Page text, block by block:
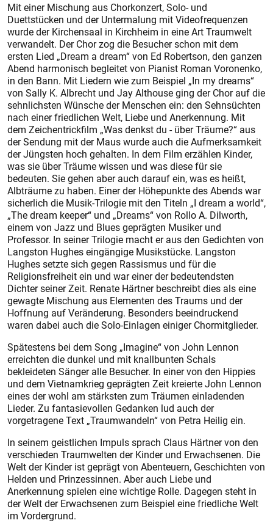
Mit einer Mischung aus Chorkonzert, Solo- und
Duettstücken und der Untermalung mit Videofrequenzen
wurde der Kirchensaal in Kirchheim in eine Art Traumwelt
verwandelt. Der Chor zog die Besucher schon mit dem
ersten Lied „Dream a dream“ von Ed Robertson, den ganzen
Abend harmonisch begleitet von Pianist Roman Voronenko,
in den Bann. Mit Liedern wie zum Beispiel „In my dreams“
von Sally K. Albrecht und Jay Althouse ging der Chor auf die
sehnlichsten Wünsche der Menschen ein: den Sehnsüchten
nach einer friedlichen Welt, Liebe und Anerkennung. Mit
dem Zeichentrickfilm „Was denkst du - über Träume?“ aus
der Sendung mit der Maus wurde auch die Aufmerksamkeit
der Jüngsten hoch gehalten. In dem Film erzählen Kinder,
was sie über Träume wissen und was diese für sie
bedeuten. Sie gehen aber auch darauf ein, was es heißt,
Albträume zu haben. Einer der Höhepunkte des Abends war
sicherlich die Musik-Trilogie mit den Titeln „I dream a world“,
„The dream keeper“ und „Dreams“ von Rollo A. Dilworth,
einem von Jazz und Blues geprägten Musiker und
Professor. In seiner Trilogie macht er aus den Gedichten von
Langston Hughes eingängige Musikstücke. Langston
Hughes setzte sich gegen Rassismus und für die
Religionsfreiheit ein und war einer der bedeutendsten
Dichter seiner Zeit. Renate Härtner beschreibt dies als eine
gewagte Mischung aus Elementen des Traums und der
Hoffnung auf Veränderung. Besonders beeindruckend
waren dabei auch die Solo-Einlagen einiger Chormitglieder.
Spätestens bei dem Song „Imagine“ von John Lennon
erreichten die dunkel und mit knallbunten Schals
bekleideten Sänger alle Besucher. In einer von den Hippies
und dem Vietnamkrieg geprägten Zeit kreierte John Lennon
eines der wohl am stärksten zum Träumen einladenden
Lieder. Zu fantasievollen Gedanken lud auch der
vorgetragene Text „Traumwandeln“ von Petra Heilig ein.
In seinem geistlichen Impuls sprach Claus Härtner von den
verschieden Traumwelten der Kinder und Erwachsenen. Die
Welt der Kinder ist geprägt von Abenteuern, Geschichten von
Helden und Prinzessinnen. Aber auch Liebe und
Anerkennung spielen eine wichtige Rolle. Dagegen steht in
der Welt der Erwachsenen zum Beispiel eine friedliche Welt
im Vordergrund.